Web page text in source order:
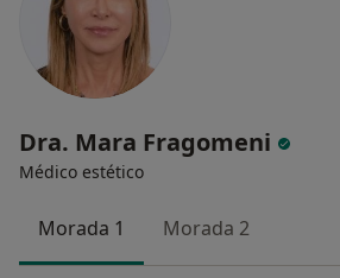
Dra. Mara Fragomeni
Médico estético
Morada 1 Morada 2